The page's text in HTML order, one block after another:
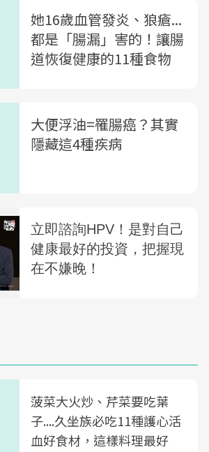
她16歲血管發炎、狼瘡...
都是「腸漏」害的！讓腸
道恢復健康的11種食物
大便浮油=罹腸癌？其實
隱藏這4種疾病
菠菜大火炒、芹菜要吃葉
子....久坐族必吃11種護心活
血好食材，這樣料理最好